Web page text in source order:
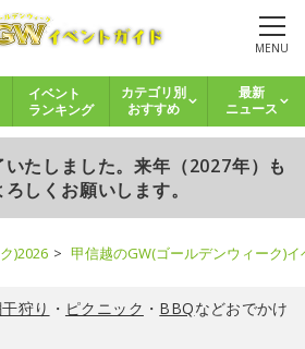
MENU
イベント
ランキング
カテゴリ別
おすすめ
最新
ニュース
たしました。来年（2027年）も
しくお願いします。
)2026 甲信越のGW(ゴールデンウィーク)
狩り ・ ピクニック ・ BBQなどおでかけ